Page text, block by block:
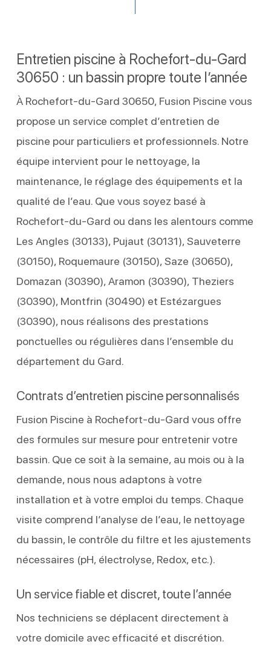
Entretien piscine à Rochefort-du-Gard
30650 : un bassin propre toute l’année
À Rochefort-du-Gard 30650, Fusion Piscine vous
propose un service complet d’entretien de
piscine pour particuliers et professionnels. Notre
équipe intervient pour le nettoyage, la
maintenance, le réglage des équipements et la
qualité de l’eau. Que vous soyez basé à
Rochefort-du-Gard ou dans les alentours comme
Les Angles (30133), Pujaut (30131), Sauveterre
(30150), Roquemaure (30150), Saze (30650),
Domazan (30390), Aramon (30390), Theziers
(30390), Montfrin (30490) et Estézargues
(30390), nous réalisons des prestations
ponctuelles ou régulières dans l’ensemble du
département du Gard.
Contrats d’entretien piscine personnalisés
Fusion Piscine à Rochefort-du-Gard vous offre
des formules sur mesure pour entretenir votre
bassin. Que ce soit à la semaine, au mois ou à la
demande, nous nous adaptons à votre
installation et à votre emploi du temps. Chaque
visite comprend l’analyse de l’eau, le nettoyage
du bassin, le contrôle du filtre et les ajustements
nécessaires (pH, électrolyse, Redox, etc.).
Un service fiable et discret, toute l’année
Nos techniciens se déplacent directement à
votre domicile avec efficacité et discrétion.